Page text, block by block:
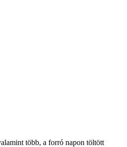
több, a forró napon töltött